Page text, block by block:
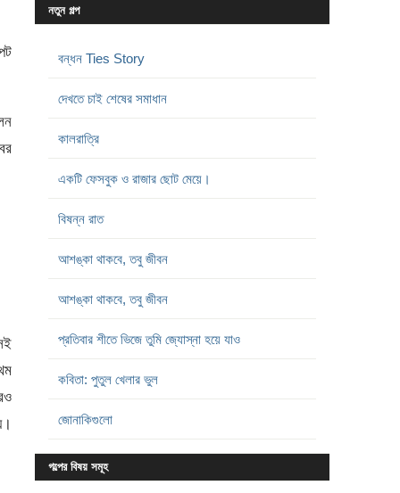
নতুন গল্প
বন্ধন Ties Story
দেখতে চাই শেষের সমাধান
কালরাত্রি
একটি ফেসবুক ও রাজার ছোট মেয়ে।
বিষন্ন রাত
আশঙ্কা থাকবে, তবু জীবন
আশঙ্কা থাকবে, তবু জীবন
প্রতিবার শীতে ভিজে তুমি জ্যোস্না হয়ে যাও
কবিতা: পুতুল খেলার ভুল
জোনাকিগুলো
গল্পের বিষয় সমূহ